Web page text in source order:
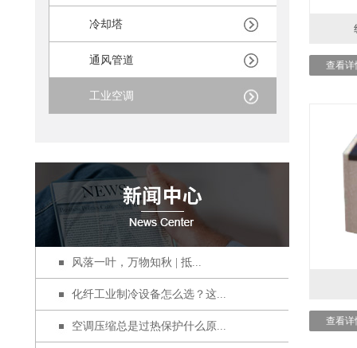
冷却塔
通风管道
工业空调
风落一叶，万物知秋 | 抵...
化纤工业制冷设备怎么选？这...
空调压缩总是过热保护什么原...
查看详
查看详